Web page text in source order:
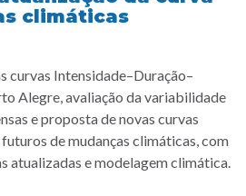
climáticas
curvas Intensidade–Duração–
Alegre, avaliação da variabilidade
e proposta de novas curvas
de mudanças climáticas, com
atualizadas e modelagem climática.